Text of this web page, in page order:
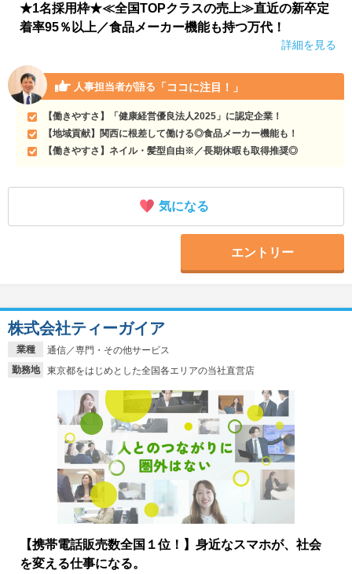
★1名採用枠★≪全国TOPクラスの売上≫直近の新卒定
着率95％以上／食品メーカー機能も持つ万代！
詳細を見る
人事担当者が語る 「ココに注目！」
【働きやすさ】「健康経営優良法人2025」に認定企業！
【地域貢献】関西に根差して働ける◎食品メーカー機能も！
【働きやすさ】ネイル・髪型自由※／長期休暇も取得推奨◎
気になる
エントリー
業種
通信／専門・その他サービス
勤務地
東京都をはじめとした全国各エリアの当社直営店
株式会社ティーガイア
【携帯電話販売数全国１位！】身近なスマホが、社会
を変える仕事になる。